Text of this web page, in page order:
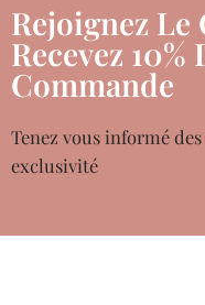
Rejoignez Le
Recevez
Commande
Tenez vous informé
exclusivité